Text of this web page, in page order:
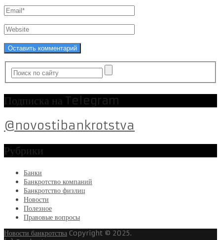
Подписка на Telegram
@novostibankrotstva
Рубрики
Банки
Банкротство компаний
Банкротство физлиц
Новости
Полезное
Правовые вопросы
Новости банкротства Copyright © 2025.